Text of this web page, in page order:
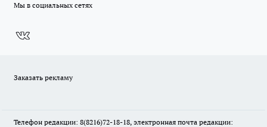
Мы в социальных сетях
Заказать рекламу
Телефон редакции: 8(8216)72-18-18, электронная почта редакции: